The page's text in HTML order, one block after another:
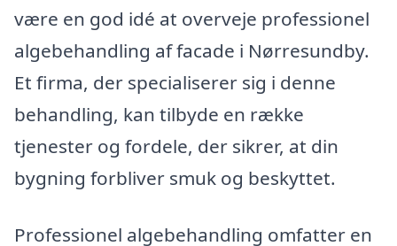
være en god idé at overveje professionel
algebehandling af facade i Nørresundby.
Et firma, der specialiserer sig i denne
behandling, kan tilbyde en række
tjenester og fordele, der sikrer, at din
bygning forbliver smuk og beskyttet.
Professionel algebehandling omfatter en